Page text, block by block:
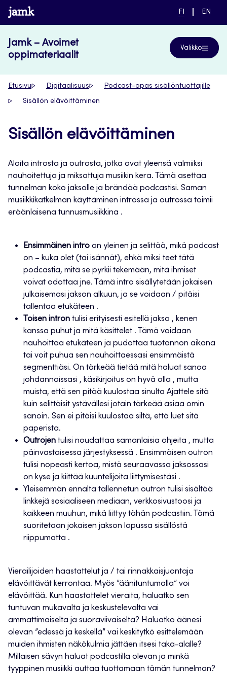
Siirry
suoraan
www.jamk.fi
NYKYINEN
FI
VAIHDA
EN
Jamk – Avoimet
oppimateriaalit
Valikko
Etusivu Digitaalisuus Podcast-opas sisällöntuottajille
Sisällön elävöittäminen
Sisällön elävöittäminen
Aloita introsta ja outrosta, jotka ovat yleensä valmiiksi
nauhoitettuja ja miksattuja musiikin kera. Tämä asettaa
tunnelman koko jaksolle ja brändää podcastisi. Saman
musiikkikatkelman käyttäminen introssa ja outrossa toimii
eräänlaisena tunnusmusiikkina .
Ensimmäinen intro on yleinen ja selittää, mikä podcast
on – kuka olet (tai isännät), ehkä miksi teet tätä
podcastia, mitä se pyrkii tekemään, mitä ihmiset
voivat odottaa jne. Tämä intro sisällytetään jokaisen
julkaisemasi jakson alkuun, ja se voidaan / pitäisi
tallentaa etukäteen .
Toisen intron tulisi erityisesti esitellä jakso , kenen
kanssa puhut ja mitä käsittelet . Tämä voidaan
nauhoittaa etukäteen ja pudottaa tuotannon aikana
tai voit puhua sen nauhoittaessasi ensimmäistä
segmenttiäsi. On tärkeää tietää mitä haluat sanoa
johdannoissasi , käsikirjoitus on hyvä olla , mutta
muista, että sen pitää kuulostaa sinulta Ajattele sitä
kuin selittäisit ystävällesi jotain tärkeää asiaa omin
sanoin. Sen ei pitäisi kuulostaa siltä, että luet sitä
paperista.
Outrojen tulisi noudattaa samanlaisia ohjeita , mutta
päinvastaisessa järjestyksessä . Ensimmäisen outron
tulisi nopeasti kertoa, mistä seuraavassa jaksossasi
on kyse ja kiittää kuuntelijoita liittymisestäsi .
Yleisemmän ennalta tallennetun outron tulisi sisältää
linkkejä sosiaaliseen mediaan, verkkosivustoosi ja
kaikkeen muuhun, mikä liittyy tähän podcastiin. Tämä
suoritetaan jokaisen jakson lopussa sisällöstä
riippumatta .
Vierailijoiden haastattelut ja / tai rinnakkaisjuontaja
elävöittävät kerrontaa. Myös ”äänituntumalla” voi
elävöittää. Kun haastattelet vieraita, haluatko sen
tuntuvan mukavalta ja keskustelevalta vai
ammattimaiselta ja suoraviivaiselta? Haluatko äänesi
olevan ”edessä ja keskellä” vai keskitytkö esittelemään
muiden ihmisten näkökulmia jättäen itsesi taka-alalle?
Millaisen sävyn haluat podcastilla olevan ja minkä
tyyppinen musiikki auttaa tuottamaan tämän tunnelman?